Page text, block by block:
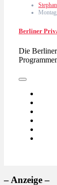
Berliner
Die
– Anzeige –